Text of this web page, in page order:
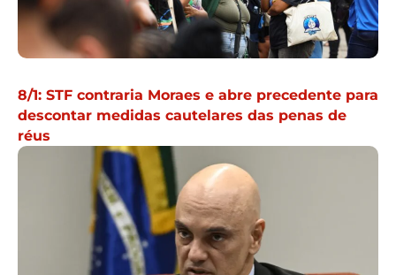
8/1: STF contraria Moraes e abre precedente para
descontar medidas cautelares das penas de
réus